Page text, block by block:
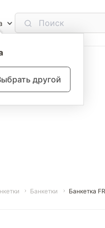
другой
Банкетки Банкетка